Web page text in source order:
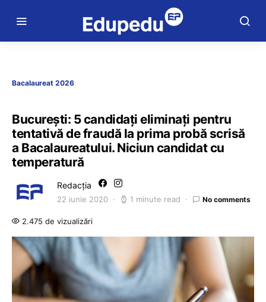
Bacalaureat 2026
București: 5 candidați eliminați pentru
tentativă de fraudă la prima probă scrisă
a Bacalaureatului. Niciun candidat cu
temperatură
Redacția
22 iunie 2020 1 minute read No comments
2.475 de vizualizări